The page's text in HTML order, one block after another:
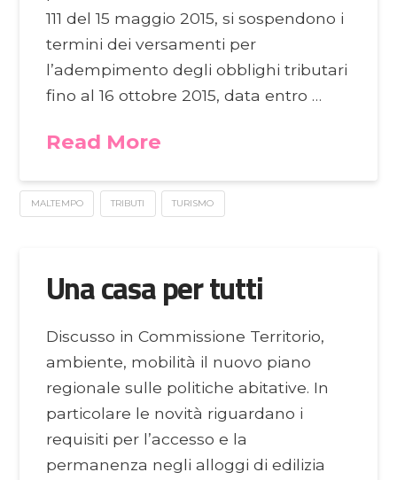
111 del 15 maggio 2015, si sospendono i
termini dei versamenti per
l’adempimento degli obblighi tributari
fino al 16 ottobre 2015, data entro …
Read More
MALTEMPO TRIBUTI TURISMO
Una casa per tutti
Discusso in Commissione Territorio,
ambiente, mobilità il nuovo piano
regionale sulle politiche abitative. In
particolare le novità riguardano i
requisiti per l’accesso e la
permanenza negli alloggi di edilizia